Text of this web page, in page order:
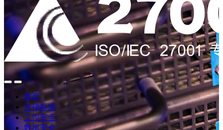
点
搜
索
点
此
导
首页
法律标准
工控安全
数据安全